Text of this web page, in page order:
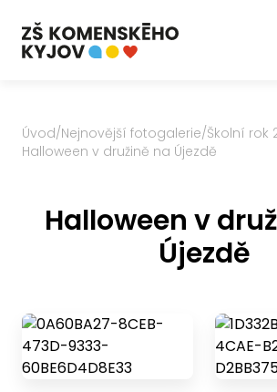
Úvod/Nejnovější fotogalerie/Školní rok
Halloween v družině na Újezdě
Halloween v
Újezdě